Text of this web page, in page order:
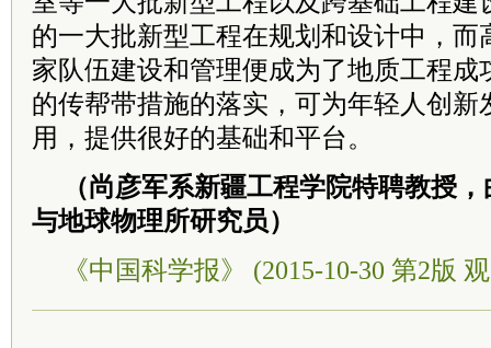
的一大批新型工程在规划和设计中，而
家队伍建设和管理便成为了地质工程成
的传帮带措施的落实，可为年轻人创新
用，提供很好的基础和平台。
（尚彦军系新疆工程学院特聘教授
与地球物理所研究员）
《中国科学报》 (2015-10-30 第2版